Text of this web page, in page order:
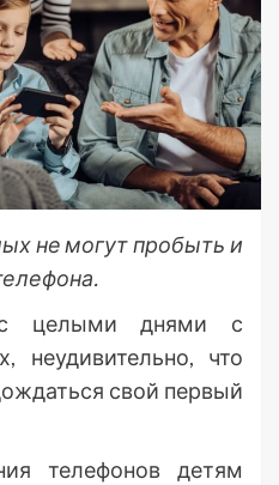
не могут пробыть и
целыми днями с
неудивительно, что
свой первый
телефонов детям